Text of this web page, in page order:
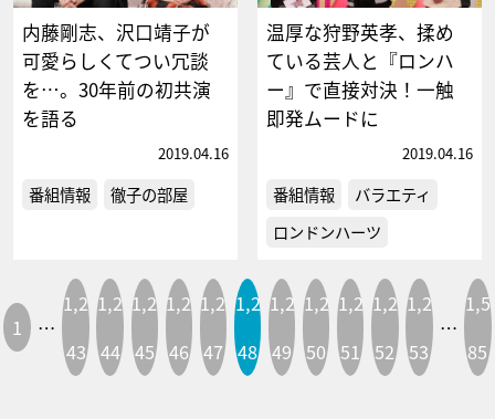
内藤剛志、沢口靖子が
可愛らしくてつい冗談
を…。30年前の初共演
を語る
2019.04.16
番組情報 徹子の部屋
温厚な狩野英孝、揉め
ている芸人と『ロンハ
ー』で直接対決！一触
即発ムードに
2019.04.16
番組情報
バラエティ
ロンドンハーツ
1 …
1,2
43
1,2
44
1,2
45
1,2
46
1,2
47
1,2
48
1,2
49
1,2
50
1,2
51
1,2
52
1,2
53
…
1,5
85